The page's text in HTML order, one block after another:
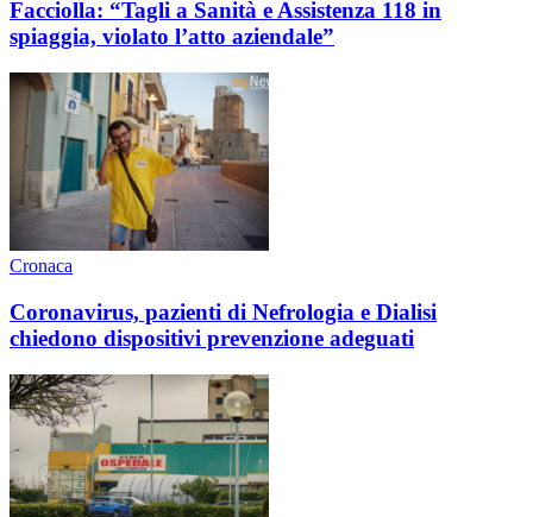
Facciolla: “Tagli a Sanità e Assistenza 118 in
spiaggia, violato l’atto aziendale”
Cronaca
Coronavirus, pazienti di Nefrologia e Dialisi
chiedono dispositivi prevenzione adeguati